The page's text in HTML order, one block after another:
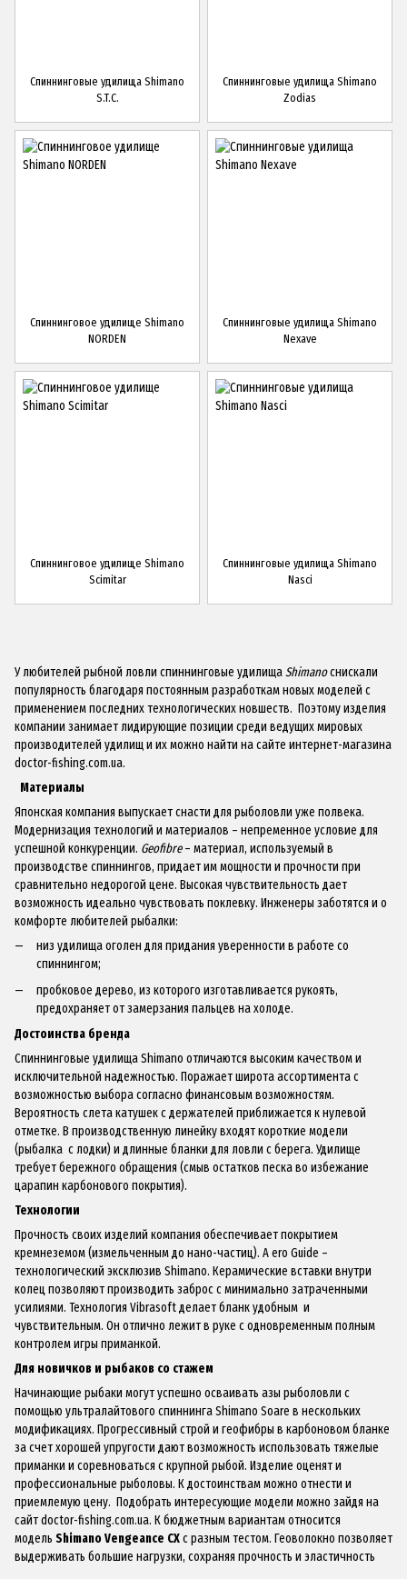
У любителей рыбной ловли спиннинговые удилищаShimanoснискали
популярность благодаря постоянным разработкам новых моделей с
применением последних технологических новшеств. Поэтому изделия
компании занимает лидирующие позиции среди ведущих мировых
производителей удилищ и их можно найти на сайте интернет-магазина
doctor-fishing.сom.ua.
Материалы
Японская компания выпускает снасти для рыболовли уже полвека.
Модернизация технологий и материалов – непременное условие для
успешной конкуренции. Geofibre– материал, используемый в
производстве спиннингов, придает им мощности и прочности при
сравнительно недорогой цене. Высокая чувствительность дает
возможность идеально чувствовать поклевку. Инженеры заботятся и о
комфорте любителей рыбалки:
низ удилища оголен для придания уверенности в работе со
спиннингом;
пробковое дерево, из которого изготавливается рукоять,
предохраняет от замерзания пальцев на холоде.
Достоинства бренда
Спиннинговые удилища Shimano отличаются высоким качеством и
исключительной надежностью. Поражает широта ассортимента с
возможностью выбора согласно финансовым возможностям.
Вероятность слета катушек с держателей приближается к нулевой
отметке. В производственную линейку входят короткие модели
(рыбалка с лодки) и длинные бланки для ловли с берега. Удилище
требует бережного обращения (смыв остатков песка во избежание
царапин карбонового покрытия).
Технологии
Прочность своих изделий компания обеспечивает покрытием
кремнеземом (измельченным до нано-частиц). A ero Guide –
технологический эксклюзив Shimano. Керамические вставки внутри
колец позволяют производить заброс с минимально затраченными
усилиями. Технология Vibrasoft делает бланк удобным и
чувствительным. Он отлично лежит в руке с одновременным полным
контролем игры приманкой.
Для новичков и рыбаков со стажем
Начинающие рыбаки могут успешно осваивать азы рыболовли с
помощью ультралайтового спиннингаShimano Soare в нескольких
модификациях. Прогрессивный строй и геофибры в карбоновом бланке
за счет хорошей упругости дают возможность использовать тяжелые
приманки и соревноваться с крупной рыбой. Изделие оценят и
профессиональные рыболовы. К достоинствам можно отнести и
приемлемую цену. Подобрать интересующие модели можно зайдя на
сайтdoctor-fishing.сom.ua. К бюджетным вариантам относится
модель Shimano Vengeance CXс разным тестом. Геоволокно позволяет
выдерживать большие нагрузки, сохраняя прочность и эластичность
Спиннинговые удилища Shimano
S.T.C.
Спиннинговые удилища Shimano
Zodias
Спиннинговое удилище Shimano
NORDEN
Спиннинговые удилища Shimano
Nexave
Спиннинговое удилище Shimano
Scimitar
Спиннинговые удилища Shimano
Nasci